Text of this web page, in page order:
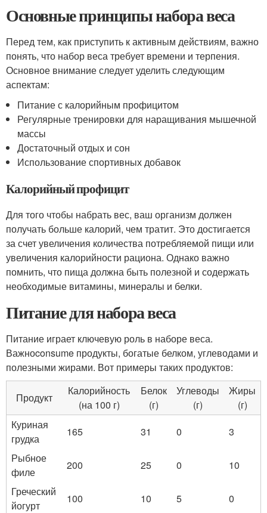
Основные принципы набора веса
Перед тем, как приступить к активным действиям, важно
понять, что набор веса требует времени и терпения.
Основное внимание следует уделить следующим
аспектам:
Питание с калорийным профицитом
Регулярные тренировки для наращивания мышечной
массы
Достаточный отдых и сон
Использование спортивных добавок
Калорийный профицит
Для того чтобы набрать вес, ваш организм должен
получать больше калорий, чем тратит. Это достигается
за счет увеличения количества потребляемой пищи или
увеличения калорийности рациона. Однако важно
помнить, что пища должна быть полезной и содержать
необходимые витамины, минералы и белки.
Питание для набора веса
Питание играет ключевую роль в наборе веса.
Важноconsume продукты, богатые белком, углеводами и
полезными жирами. Вот примеры таких продуктов:
Продукт
Калорийность
(на 100 г)
Белок
(г)
Углеводы
(г)
Жиры
(г)
Куриная
грудка
165 31 0
3
Рыбное
филе
200 25 0
10
Греческий
йогурт
100 10 5
0